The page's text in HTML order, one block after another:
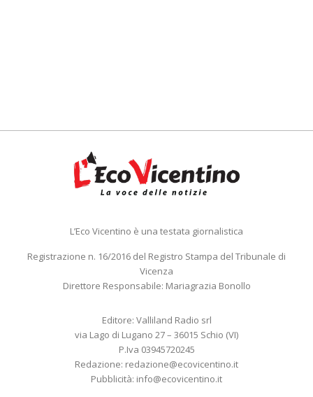
L’Eco Vicentino è una testata giornalistica
Registrazione n. 16/2016 del Registro Stampa del Tribunale di
Vicenza
Direttore Responsabile: Mariagrazia Bonollo
Editore: Valliland Radio srl
via Lago di Lugano 27 – 36015 Schio (VI)
P.Iva 03945720245
Redazione: redazione@ecovicentino.it
Pubblicità: info@ecovicentino.it